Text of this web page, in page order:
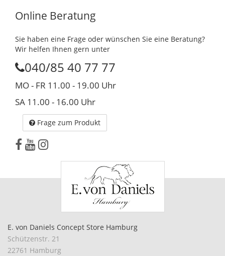
Online Beratung
Sie haben eine Frage oder wünschen Sie eine Beratung?
Wir helfen Ihnen gern unter
040/85 40 77 77
MO - FR 11.00 - 19.00 Uhr
SA 11.00 - 16.00 Uhr
Frage zum Produkt
E. von Daniels Concept Store Hamburg
Schützenstr. 21
22761 Hamburg